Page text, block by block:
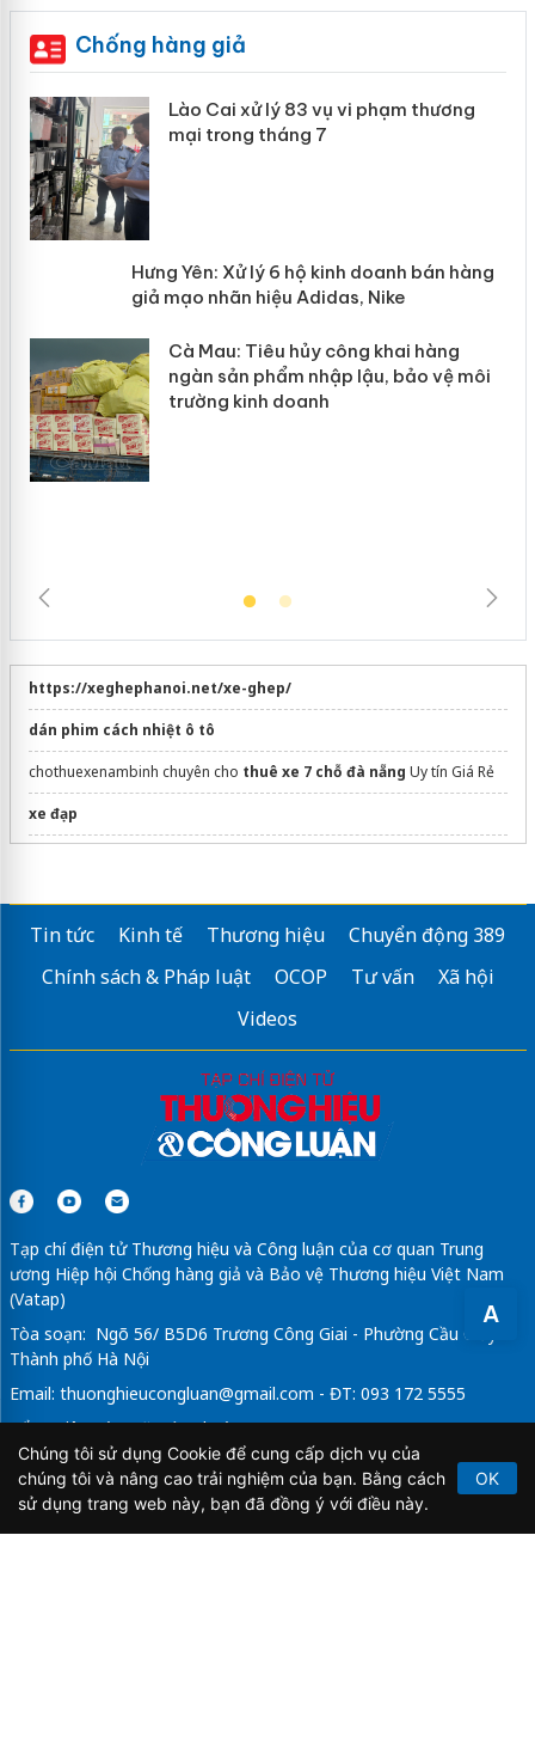
A
Chống hàng giả
Lào Cai xử lý 83 vụ vi phạm thương
mại trong tháng 7
Hưng Yên: Xử lý 6 hộ kinh doanh bán
hàng giả mạo nhãn hiệu Adidas, Nike
https://xeghephanoi.net/xe-ghep/
dán phim cách nhiệt ô tô
chothuexenambinh chuyên cho thuê xe 7 chỗ đà nẵng Uy tín Giá Rẻ
xe đạp
Tin tức Kinh tế Thương hiệu
Chuyển động 389
Chính sách & Pháp luật
OCOP Tư vấn
Xã hội
Videos
Tạp chí điện tử Thương hiệu và Công luận của cơ quan Trung
ương Hiệp hội Chống hàng giả và Bảo vệ Thương hiệu Việt Nam
(Vatap)
Tòa soạn: Ngõ 56/ B5D6 Trương Công Giai - Phường Cầu Giấy -
Thành phố Hà Nội
Email: thuonghieucongluan@gmail.com - ĐT: 093 172 5555
Tổng Biên Tập: Vũ Đức Thuận
Giấy phép hoạt động báo chí điện tử số 64/GP-BTTTT do Bộ
Thông tin và Truyền thông cấp ngày 21/2/2020.
Chúng tôi sử dụng Cookie để cung cấp dịch vụ của
chúng tôi và nâng cao trải nghiệm của bạn. Bằng cách
sử dụng trang web này, bạn đã đồng ý với điều này.
OK